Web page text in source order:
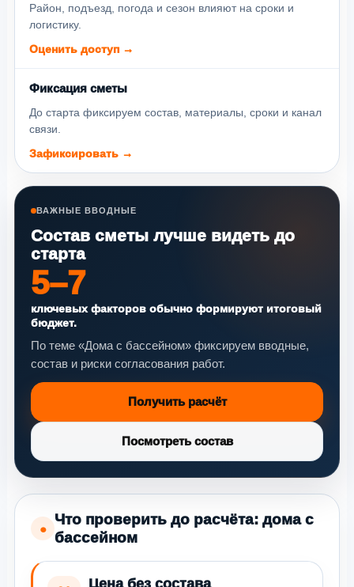
Район, подъезд, погода и сезон влияют на сроки и
логистику.
Оценить доступ →
Фиксация сметы
До старта фиксируем состав, материалы, сроки и канал
связи.
Зафиксировать →
ВАЖНЫЕ ВВОДНЫЕ
Состав сметы лучше видеть до
старта
5–7
ключевых факторов обычно формируют итоговый
бюджет.
По теме «Дома с бассейном» фиксируем вводные,
состав и риски согласования работ.
Получить расчёт
Посмотреть состав
●
Что проверить до расчёта: дома с
бассейном
Цена без состава